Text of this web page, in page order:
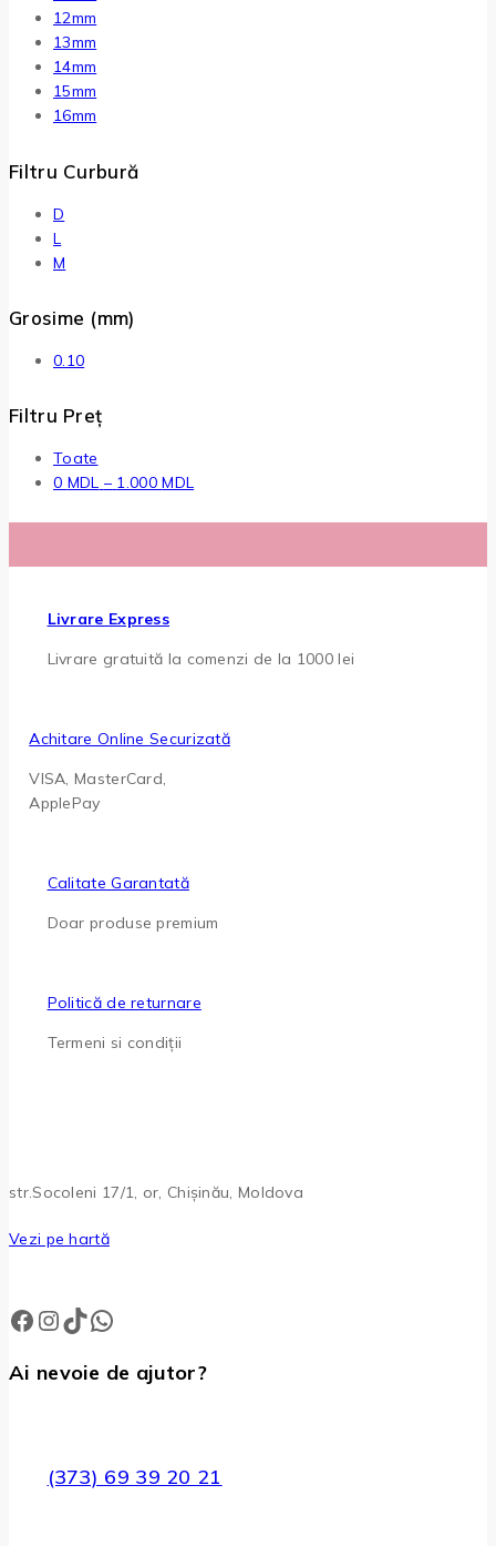
12mm
13mm
14mm
15mm
16mm
Filtru Curbură
D
L
M
Grosime (mm)
0.10
Filtru Preț
Toate
0 MDL – 1.000MDL
Livrare Express
Livrare gratuită la comenzi de la 1000 lei
Achitare Online Securizată
VISA, MasterCard,
ApplePay
Calitate Garantată
Doar produse premium
Politică de returnare
Termeni si condiții
str.Socoleni 17/1, or, Chișinău, Moldova
Vezi pe hartă
Ai nevoie de ajutor?
(373) 69 39 20 21